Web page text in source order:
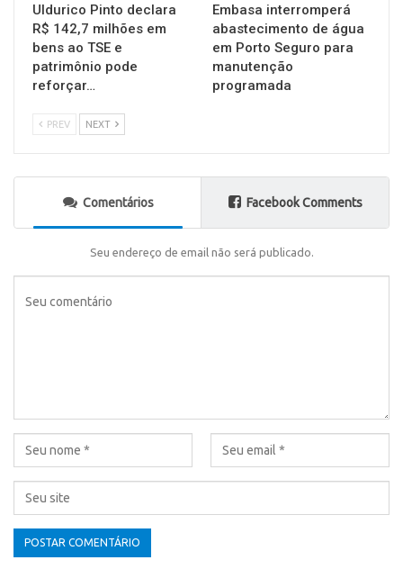
Uldurico Pinto declara
R$ 142,7 milhões em
bens ao TSE e
patrimônio pode
reforçar…
Embasa interromperá
abastecimento de água
em Porto Seguro para
manutenção
programada
PREV NEXT
Comentários Facebook Comments
Seu endereço de email não será publicado.